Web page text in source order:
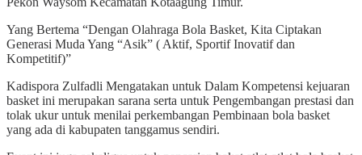
Yang Bertema “Dengan Olahraga Bola Basket, Kita Ciptakan
Generasi Muda Yang “Asik” ( Aktif, Sportif Inovatif dan
Kompetitif)”
Kadispora Zulfadli Mengatakan untuk Dalam Kompetensi kejuaran
basket ini merupakan sarana serta untuk Pengembangan prestasi dan
tolak ukur untuk menilai perkembangan Pembinaan bola basket
yang ada di kabupaten tanggamus sendiri.